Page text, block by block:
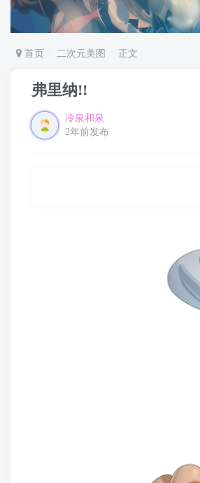
首页 二次元美图 正文
弗里纳!!
冷泉和泉
2年前发布